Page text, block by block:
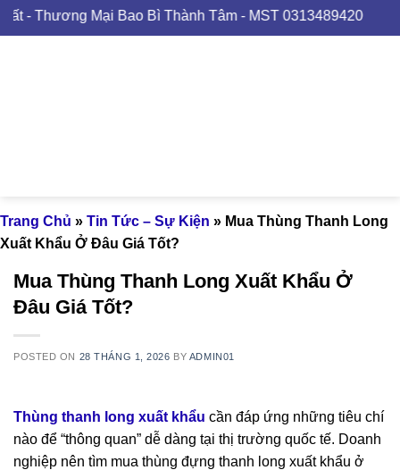
Skip
to
Mại Bao Bì Thành Tâm - MST 0313489420
Trang Chủ » Tin Tức – Sự Kiện » Mua Thùng Thanh Long
Xuất Khẩu Ở Đâu Giá Tốt?
Mua Thùng Thanh Long Xuất Khẩu Ở
Đâu Giá Tốt?
POSTED ON 28 THÁNG 1, 2026 BY ADMIN01
Thùng thanh long xuất khẩu cần đáp ứng những tiêu chí
nào để “thông quan” dễ dàng tại thị trường quốc tế. Doanh
nghiệp nên tìm mua thùng đựng thanh long xuất khẩu ở